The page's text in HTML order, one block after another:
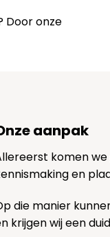
Door onze
aanpak
komen we
en
die manier
krijgen wij een